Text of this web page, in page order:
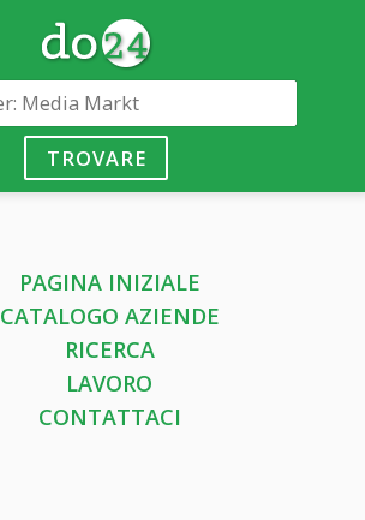
TROVARE
PAGINA INIZIALE
CATALOGO AZIENDE
RICERCA
LAVORO
CONTATTACI